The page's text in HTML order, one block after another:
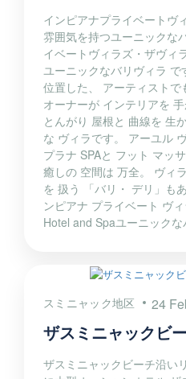
インピアナプライベートヴ
雰囲気を持つユーニックな
イベートヴィラズ・ザヴィ
ユーニックなバリヴィラ
位置した、 アーティストで
オーナーが インテリアを
とんがり 屋根と 曲線を 生
な ヴィラです。 アーユル
プラナ SPAと フット マッ
癒しの 空間は 万全。 ヴィ
を 扱う 「バリ・ デリ」も
ンピアナ プライベート ヴ
Hotel and Spaユーニック
スミニャック地区 24
ザスミニャックビ
ザスミニャックビーチ沿い